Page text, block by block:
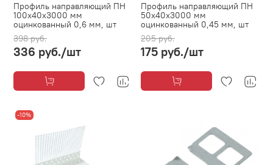
Профиль направляющий ПН
100х40х3000 мм
оцинкованный 0,6 мм, шт
398 руб.
336 руб./шт
Профиль направляющий ПН
50х40х3000 мм
оцинкованный 0,45 мм, шт
205 руб.
175 руб./шт
-10%